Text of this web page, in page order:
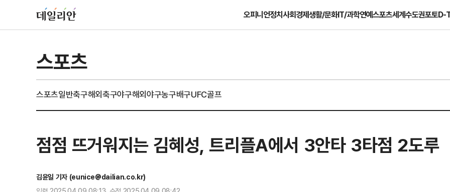
오피니언정치사회경제생활/문화IT/과학연예스포츠세계수도권포토D-
스포츠
스포츠일반축구해외축구야구해외야구농구배구UFC골프
점점 뜨거워지는 김혜성, 트리플A에서 3안타 3타점 2도루
김윤일 기자 (eunice@dailian.co.kr)